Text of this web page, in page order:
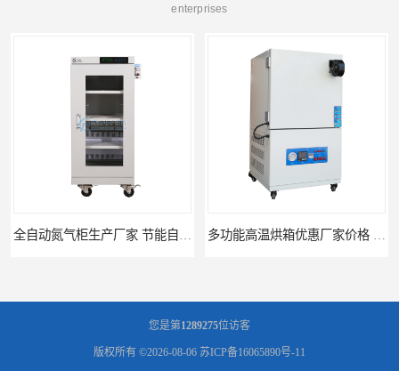
enterprises
您是第1289275位访客
版权所有 ©2026-08-06 苏ICP备16065890号-11